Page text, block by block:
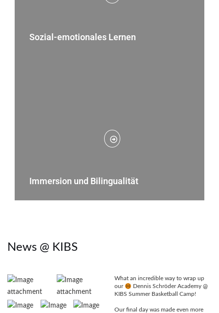
Sozial-emotionales Lernen
Immersion und Bilingualität
News @ KIBS
What an incredible way to wrap up
our
Dennis Schröder Academy @
KIBS Summer Basketball Camp!
Our final day was made even more